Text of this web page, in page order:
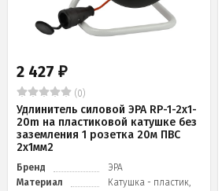
2 427 ₽
(0)
Удлинитель силовой ЭРА RP-1-2x1-
20m на пластиковой катушке без
заземления 1 розетка 20м ПВС
2х1мм2
Бренд
ЭРА
Материал
Катушка - пластик,